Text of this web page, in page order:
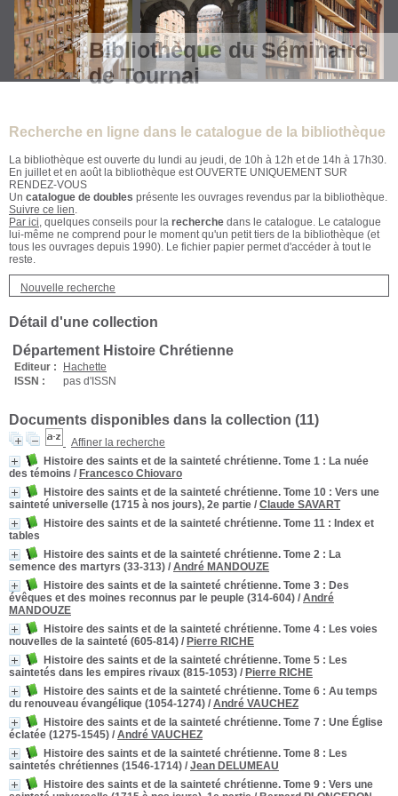
Bibliothèque du Séminaire
de Tournai
Recherche en ligne dans le catalogue de la bibliothèque
La bibliothèque est ouverte du lundi au jeudi, de 10h à 12h et de 14h à 17h30.
En juillet et en août la bibliothèque est OUVERTE UNIQUEMENT SUR
RENDEZ-VOUS
Un catalogue de doubles présente les ouvrages revendus par la bibliothèque.
Suivre ce lien.
Par ici, quelques conseils pour la recherche dans le catalogue. Le catalogue
lui-même ne comprend pour le moment qu'un petit tiers de la bibliothèque (et
tous les ouvrages depuis 1990). Le fichier papier permet d'accéder à tout le
reste.
Nouvelle recherche
Détail d'une collection
Département Histoire Chrétienne
Editeur :
Hachette
ISSN :
pas d'ISSN
Documents disponibles dans la collection (11)
Affiner la recherche
Histoire des saints et de la sainteté chrétienne. Tome 1 : La nuée
des témoins / Francesco Chiovaro
Histoire des saints et de la sainteté chrétienne. Tome 10 : Vers une
sainteté universelle (1715 à nos jours), 2e partie / Claude SAVART
Histoire des saints et de la sainteté chrétienne. Tome 11 : Index et
tables
Histoire des saints et de la sainteté chrétienne. Tome 2 : La
semence des martyrs (33-313) / André MANDOUZE
Histoire des saints et de la sainteté chrétienne. Tome 3 : Des
évêques et des moines reconnus par le peuple (314-604) / André
MANDOUZE
Histoire des saints et de la sainteté chrétienne. Tome 4 : Les voies
nouvelles de la sainteté (605-814) / Pierre RICHE
Histoire des saints et de la sainteté chrétienne. Tome 5 : Les
saintetés dans les empires rivaux (815-1053) / Pierre RICHE
Histoire des saints et de la sainteté chrétienne. Tome 6 : Au temps
du renouveau évangélique (1054-1274) / André VAUCHEZ
Histoire des saints et de la sainteté chrétienne. Tome 7 : Une Église
éclatée (1275-1545) / André VAUCHEZ
Histoire des saints et de la sainteté chrétienne. Tome 8 : Les
saintetés chrétiennes (1546-1714) / Jean DELUMEAU
Histoire des saints et de la sainteté chrétienne. Tome 9 : Vers une